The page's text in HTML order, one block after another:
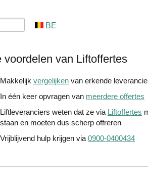
BE
voordelen van Liftoffertes
Makkelijk vergelijken van erkende
In één keer opvragen van meerdere offertes
Liftleveranciers weten dat ze via Liftoffertes
staan en moeten dus scherp offreren
Vrijblijvend hulp krijgen via 0900-0400434